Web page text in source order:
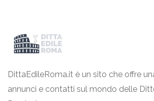
DittaEdileRoma.it è un sito che offre
annunci e contatti sul mondo delle